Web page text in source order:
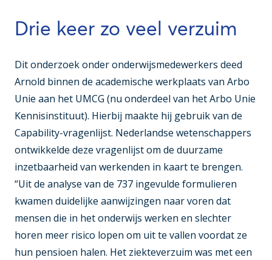
Drie keer zo veel verzuim
Dit onderzoek onder onderwijsmedewerkers deed
Arnold binnen de academische werkplaats van Arbo
Unie aan het UMCG (nu onderdeel van het Arbo Unie
Kennisinstituut). Hierbij maakte hij gebruik van de
Capability-vragenlijst. Nederlandse wetenschappers
ontwikkelde deze vragenlijst om de duurzame
inzetbaarheid van werkenden in kaart te brengen.
“Uit de analyse van de 737 ingevulde formulieren
kwamen duidelijke aanwijzingen naar voren dat
mensen die in het onderwijs werken en slechter
horen meer risico lopen om uit te vallen voordat ze
hun pensioen halen. Het ziekteverzuim was met een